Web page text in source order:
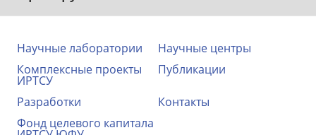
Научные лаборатории
Научные центры
Комплексные проекты
ИРТСУ
Публикации
Разработки
Контакты
Фонд целевого капитала